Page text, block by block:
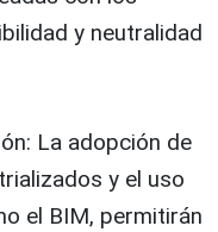
y neutralidad
La adopción de
y el uso
el BIM, permitirán